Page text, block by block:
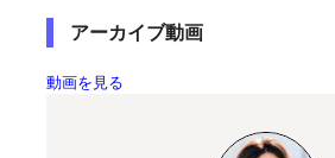
アーカイブ動画
動画を見る